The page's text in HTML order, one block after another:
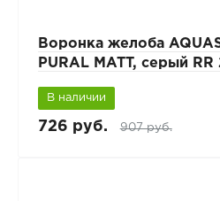
Воронка желоба
PURAL MATT, серый
В наличии
726 руб. 907 руб.